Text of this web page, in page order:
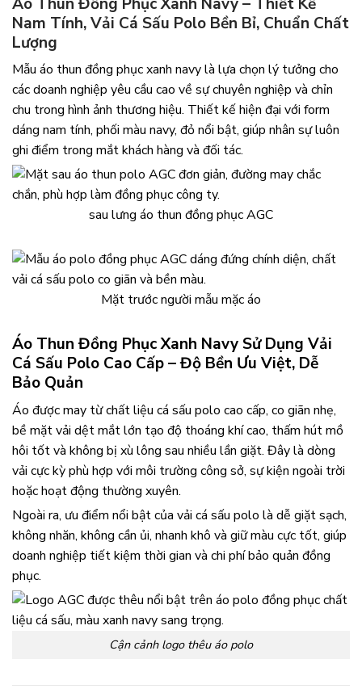
Nam Tính, Vải Cá Sấu Polo Bền Bỉ, Chuẩn Chất
Lượng
Mẫu áo thun đồng phục xanh navy là lựa chọn lý tưởng cho
các doanh nghiệp yêu cầu cao về sự chuyên nghiệp và chỉn
chu trong hình ảnh thương hiệu. Thiết kế hiện đại với form
dáng nam tính, phối màu navy, đỏ nổi bật, giúp nhân sự luôn
ghi điểm trong mắt khách hàng và đối tác.
sau lưng áo thun đồng phục AGC
Mặt trước người mẫu mặc áo
Áo Thun Đồng Phục Xanh Navy Sử Dụng Vải
Cá Sấu Polo Cao Cấp – Độ Bền Ưu Việt, Dễ
Bảo Quản
Áo được may từ chất liệu cá sấu polo cao cấp, co giãn nhẹ,
bề mặt vải dệt mắt lớn tạo độ thoáng khí cao, thấm hút mồ
hôi tốt và không bị xù lông sau nhiều lần giặt. Đây là dòng
vải cực kỳ phù hợp với môi trường công sở, sự kiện ngoài trời
hoặc hoạt động thường xuyên.
Ngoài ra, ưu điểm nổi bật của vải cá sấu polo là dễ giặt sạch,
không nhăn, không cần ủi, nhanh khô và giữ màu cực tốt, giúp
doanh nghiệp tiết kiệm thời gian và chi phí bảo quản đồng
phục.
Cận cảnh logo thêu áo polo